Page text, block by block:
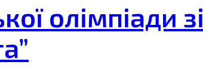
олімпіади зі